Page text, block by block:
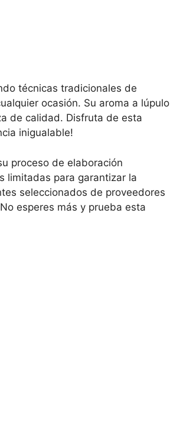
técnicas tradicionales de
ocasión. Su aroma a lúpulo
de calidad. Disfruta de esta
inigualable!
proceso de elaboración
limitadas para garantizar la
seleccionados de proveedores
esperes más y prueba esta